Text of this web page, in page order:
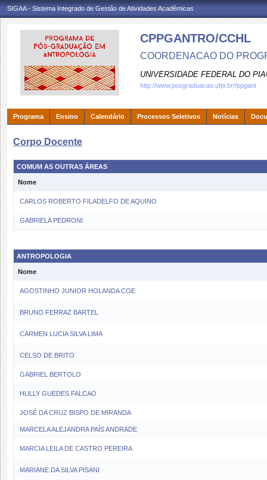
SIGAA - Sistema Integrado de Gestão de Atividades Acadêmicas
CPPGANTRO/CCHL
COORDENACAO DO
UNIVERSIDADE FEDERAL DO
http://www.posgraduacao.ufpi.br//ppgant
Programa Ensino Calendário Processos Seletivos Notícias
Corpo Docente
COMUM AS OUTRAS ÁREAS
Nome
CARLOS ROBERTO FILADELFO DE AQUINO
GABRIELA PEDRONI
ANTROPOLOGIA
Nome
AGOSTINHO JUNIOR HOLANDA COE
BRUNO FERRAZ BARTEL
CARMEN LUCIA SILVA LIMA
CELSO DE BRITO
GABRIEL BERTOLO
HULLY GUEDES FALCAO
JOSÉ DA CRUZ BISPO DE MIRANDA
MARCELA ALEJANDRA PAÍS ANDRADE
MARCIA LEILA DE CASTRO PEREIRA
MARIANE DA SILVA PISANI